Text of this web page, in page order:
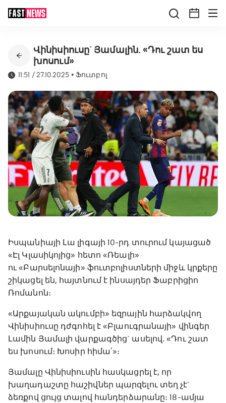
Վինիսիուսը` Յամալին. «Դու շատ ես
խոսում»
11:51 / 27.10.2025 •Ֆուտբոլ
Իսպանիայի Լա լիգայի 10-րդ տուրում կայացած
«Էլ Կլասիկոյից» հետո «Ռեալի»
ու «Բարսելոնայի» ֆուտբոլիստների միջև կրքերը
շիկացել են, հայտնում է ինսայդեր Ֆաբրիցիո
Ռոմանոն։
«Արքայական ակումբի» եզրային հարձակվող
Վինիսիուսը դժգոհել է «Բլաուգրանայի» վինգեր
Լամին Յամալի վարքագծից` ասելով. «Դու շատ
ես խոսում։ Խոսիր հիմա՛»։
Յամալը Վինիսիուսին հասկացրել է, որ
խաղադաշտը հաշիվներ պարզելու տեղ չէ`
ձեռքով ցույց տալով հանդերձարանը։ 18-ամյա